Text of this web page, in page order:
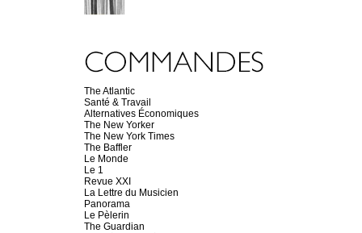
The Atlantic
Santé & Travail
Alternatives Économiques
The New Yorker
The New York Times
The Baffler
Le Monde
Le 1
Revue XXI
La Lettre du Musicien
Panorama
Le Pèlerin
The Guardian